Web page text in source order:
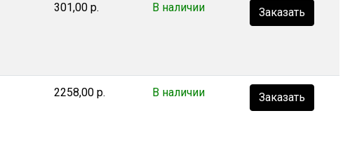
301,00 р. В наличии Заказать
2258,00 р. В наличии Заказать